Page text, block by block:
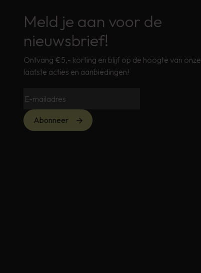
Meld je aan voor de
nieuwsbrief!
Ontvang €5,- korting en blijf op de hoogte van onze
laatste acties en aanbiedingen!
Abonneer